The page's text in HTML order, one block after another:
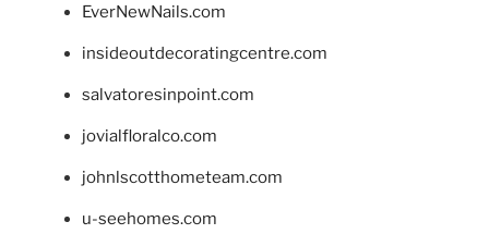
EverNewNails.com
insideoutdecoratingcentre.com
salvatoresinpoint.com
jovialfloralco.com
johnlscotthometeam.com
u-seehomes.com